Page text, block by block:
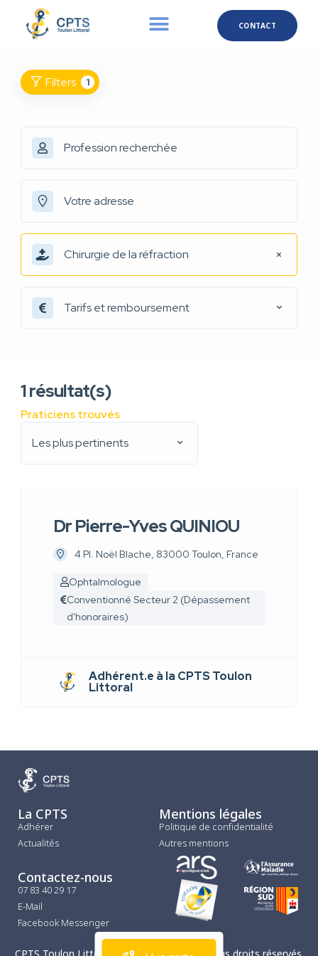
CONTACT
Filters 1
Chirurgie de la réfraction
Tarifs et remboursement
1résultat(s)
Praticiens trouvés
Les plus pertinents
Dr Pierre-Yves QUINIOU
4 Pl. Noël Blache, 83000 Toulon, France
Ophtalmologue
Conventionné Secteur 2 (Dépassement
d'honoraires)
Adhérent.e à la CPTS Toulon
Littoral
La CPTS
Adhérer
Actualités
Mentions légales
Politique de confidentialité
Autres mentions
Contactez-nous
07 83 40 29 17
E-Mail
Facebook Messenger